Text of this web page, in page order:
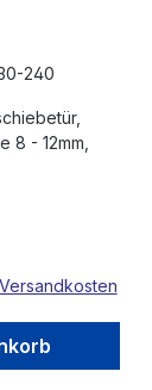
240
8 - 12mm,